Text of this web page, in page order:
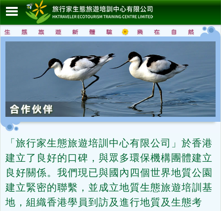
「旅行家生態旅遊培訓中心有限公司」於香港
建立了良好的口碑，與眾多環保機構團體建立
良好關係。我們現已與國內四個世界地質公園
建立緊密的聯繫，並成立地質生態旅遊培訓基
地，組織香港學員到訪及進行地質及生態考